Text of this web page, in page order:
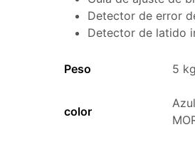
Detector de error
Detector de latido
Peso 5 kg
color